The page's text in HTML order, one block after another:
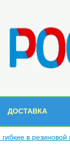
ДОСТАВКА
гибкие в